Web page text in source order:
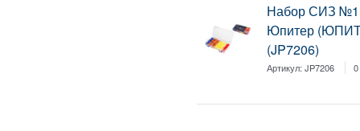
Набор СИЗ №1
Юпитер
(JP7206)
Артикул:JP7206